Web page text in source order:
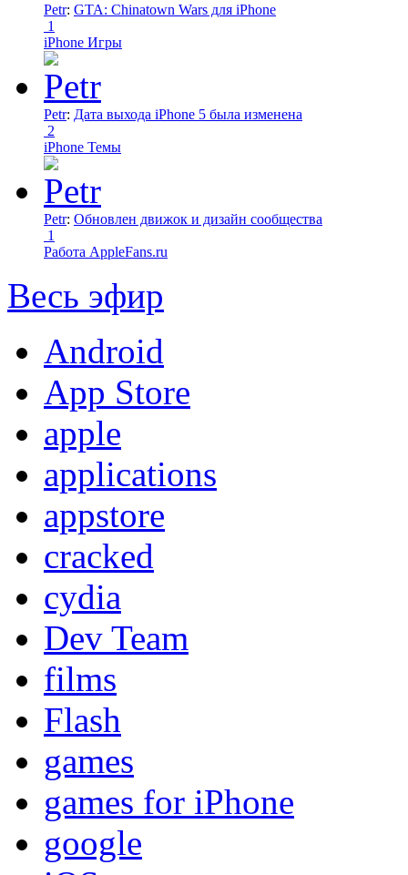
Petr: GTA: Chinatown Wars для iPhone
1
iPhone Игры
Petr: Дата выхода iPhone 5 была изменена
2
iPhone Темы
Petr: Обновлен движок и дизайн сообщества
1
Работа AppleFans.ru
Весь эфир
Android
App Store
apple
applications
appstore
cracked
cydia
Dev Team
films
Flash
games
games for iPhone
google